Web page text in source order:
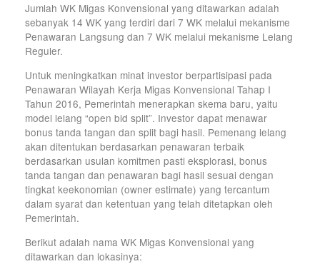
Jumlah WK Migas Konvensional yang ditawarkan adalah
sebanyak 14 WK yang terdiri dari 7 WK melalui mekanisme
Penawaran Langsung dan 7 WK melalui mekanisme Lelang
Reguler.
Untuk meningkatkan minat investor berpartisipasi pada
Penawaran Wilayah Kerja Migas Konvensional Tahap I
Tahun 2016, Pemerintah menerapkan skema baru, yaitu
model lelang “open bid split”. Investor dapat menawar
bonus tanda tangan dan split bagi hasil. Pemenang lelang
akan ditentukan berdasarkan penawaran terbaik
berdasarkan usulan komitmen pasti eksplorasi, bonus
tanda tangan dan penawaran bagi hasil sesuai dengan
tingkat keekonomian (owner estimate) yang tercantum
dalam syarat dan ketentuan yang telah ditetapkan oleh
Pemerintah.
Berikut adalah nama WK Migas Konvensional yang
ditawarkan dan lokasinya: